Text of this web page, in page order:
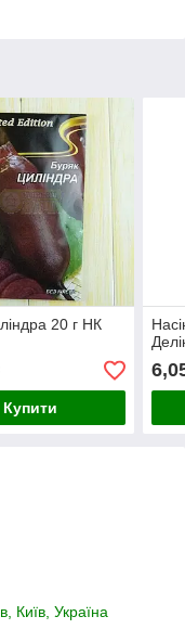
20 г НК
Купити
Київ, Україна